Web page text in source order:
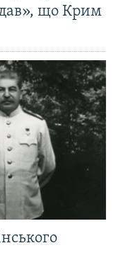
що Крим